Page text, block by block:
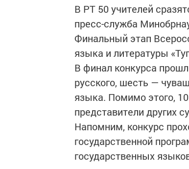
В РТ 50 учителей
пресс-служба
Финальный этап
языка и литературы
В финал конкурса
русского, шесть —
языка. Помимо этого,
представители других
Напомним, конкурс
государственной
государственных